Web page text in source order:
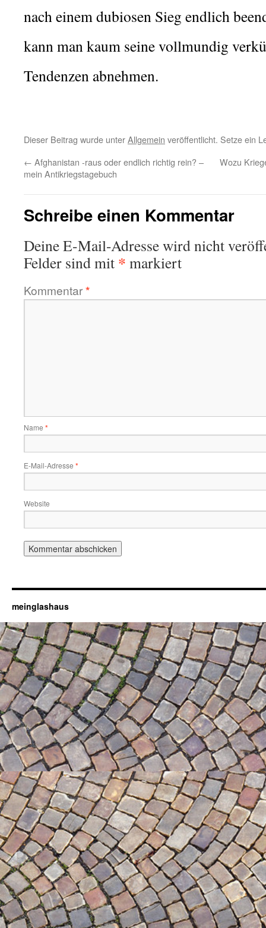
nach einem dubiosen Sieg endlich
kann man kaum seine vollmundig
Tendenzen abnehmen.
Dieser Beitrag wurde unterAllgemein veröffentlicht. Setze ein
← Afghanistan -raus oder endlich richtig rein? –
mein Antikriegstagebuch
Wozu
Schreibe einen Kommentar
Deine E-Mail-Adresse wird nicht
Felder sind mit * markiert
Kommentar*
Name *
E-Mail-Adresse *
Website
meinglashaus